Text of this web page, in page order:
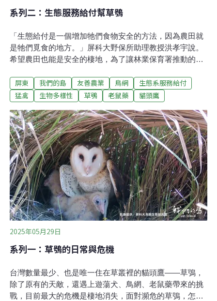
系列二：生態服務給付幫草鴞
「生態給付是一個增加牠們食物安全的方法，因為農田就
是牠們覓食的地方。」屏科大野保所助理教授洪孝宇說。
希望農田也能是安全的棲地，為了讓林業保育署推動的草
草鴞的安全與田間豐富的生態，也為消費者提供安心的作
物，為草鴞保育增加一絲希望。台灣的貓頭鷹大多是森林
境變動劇烈，經常因為開發、火燒、外來種植物入侵等問
題消失。棲地大幅減少，原本數量就不多的草鴞，陷入危
機，被列為一級保育類動物。設棲架為找回猛禽 意外成為
草鴞生態監測利器心型的蘋果臉，烏黑的大眼睛，草鴞外
型讓人過目不忘，牠們會在棲架上打瞌睡、抓到老鼠也會
帶到棲架上吃，遇到下雨天會靜靜站在棲架上淋雨，繁殖
季還會一起站在棲架上放閃。這些行為都是因為有了棲
架，才能親眼目睹。牠們主要在草生地活動，夜晚也會到
農田環境覓食，因而面臨鼠藥毒害、中鳥網等危機。
屏東 我們的島 友善農業 鳥網
生態系服務給付
猛禽
生物多樣性 草鴞 老鼠藥 貓頭鷹
2025年05月29日
系列一：草鴞的日常與危機
台灣數量最少、也是唯一住在草叢裡的貓頭鷹——草鴞，
除了原有的天敵，還遇上遊蕩犬、鳥網、老鼠藥帶來的挑
戰，目前最大的危機是棲地消失，面對瀕危的草鴞，怎麼